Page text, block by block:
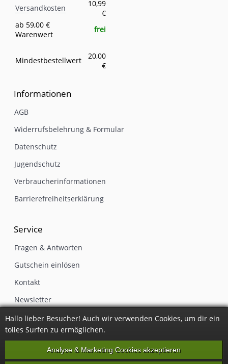
Eigenschaft
Versandkosten
10,99
€
ab 59,00 €
Warenwert
frei
Mindestbestellwert
20,00
€
Informationen
AGB
Widerrufsbelehrung & Formular
Datenschutz
Jugendschutz
Verbraucherinformationen
Barrierefreiheitserklärung
Service
Fragen & Antworten
Gutschein einlösen
Kontakt
Newsletter
Impressum
Vertrag widerrufen
Hallo lieber Besucher! Auch wir verwenden Cookies, um dir ein
tolles Surfen zu ermöglichen.
Analyse & Marketing Cookies akzeptieren